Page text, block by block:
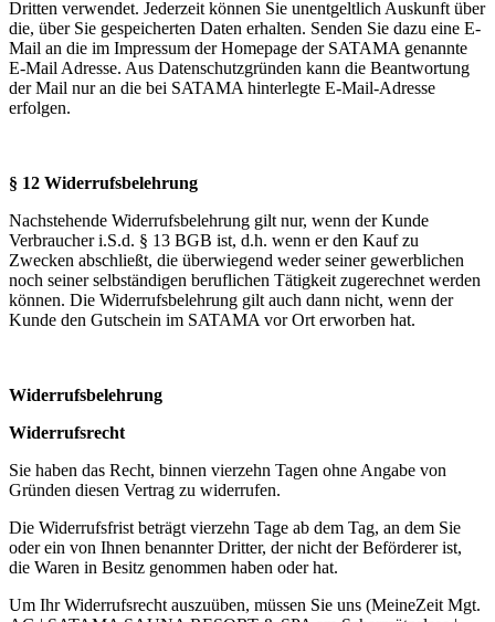
Dritten verwendet. Jederzeit können Sie unentgeltlich Auskunft über
die, über Sie gespeicherten Daten erhalten. Senden Sie dazu eine E-
Mail an die im Impressum der Homepage der SATAMA genannte
E-Mail Adresse. Aus Datenschutzgründen kann die Beantwortung
der Mail nur an die bei SATAMA hinterlegte E-Mail-Adresse
erfolgen.
§ 12 Widerrufsbelehrung
Nachstehende Widerrufsbelehrung gilt nur, wenn der Kunde
Verbraucher i.S.d. § 13 BGB ist, d.h. wenn er den Kauf zu
Zwecken abschließt, die überwiegend weder seiner gewerblichen
noch seiner selbständigen beruflichen Tätigkeit zugerechnet werden
können. Die Widerrufsbelehrung gilt auch dann nicht, wenn der
Kunde den Gutschein im SATAMA vor Ort erworben hat.
Widerrufsbelehrung
Widerrufsrecht
Sie haben das Recht, binnen vierzehn Tagen ohne Angabe von
Gründen diesen Vertrag zu widerrufen.
Die Widerrufsfrist beträgt vierzehn Tage ab dem Tag, an dem Sie
oder ein von Ihnen benannter Dritter, der nicht der Beförderer ist,
die Waren in Besitz genommen haben oder hat.
Um Ihr Widerrufsrecht auszuüben, müssen Sie uns (MeineZeit Mgt.